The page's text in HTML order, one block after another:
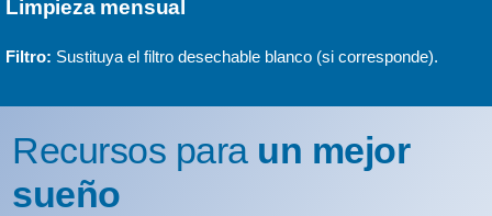
Limpieza mensual
Filtro: Sustituya el filtro desechable blanco (si corresponde).
Recursos para un mejor
sueño